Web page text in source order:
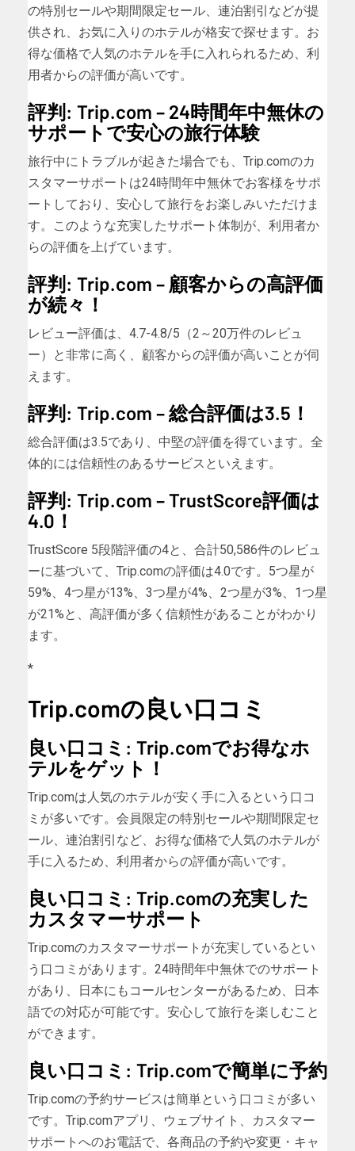
の特別セールや期間限定セール、連泊割引などが提
供され、お気に入りのホテルが格安で探せます。お
得な価格で人気のホテルを手に入れられるため、利
用者からの評価が高いです。
評判: Trip.com – 24時間年中無休の
サポートで安心の旅行体験
旅行中にトラブルが起きた場合でも、Trip.comのカ
スタマーサポートは24時間年中無休でお客様をサポ
ートしており、安心して旅行をお楽しみいただけま
す。このような充実したサポート体制が、利用者か
らの評価を上げています。
評判: Trip.com – 顧客からの高評価
が続々！
レビュー評価は、4.7-4.8/5（2～20万件のレビュ
ー）と非常に高く、顧客からの評価が高いことが伺
えます。
評判: Trip.com – 総合評価は3.5！
総合評価は3.5であり、中堅の評価を得ています。全
体的には信頼性のあるサービスといえます。
評判: Trip.com – TrustScore評価は
4.0！
TrustScore 5段階評価の4と、合計50,586件のレビュ
ーに基づいて、Trip.comの評価は4.0です。5つ星が
59%、4つ星が13%、3つ星が4%、2つ星が3%、1つ星
が21%と、高評価が多く信頼性があることがわかり
ます。
*
Trip.comの良い口コミ
良い口コミ: Trip.comでお得なホ
テルをゲット！
Trip.comは人気のホテルが安く手に入るという口コ
ミが多いです。会員限定の特別セールや期間限定セ
ール、連泊割引など、お得な価格で人気のホテルが
手に入るため、利用者からの評価が高いです。
良い口コミ: Trip.comの充実した
カスタマーサポート
Trip.comのカスタマーサポートが充実しているとい
う口コミがあります。24時間年中無休でのサポート
があり、日本にもコールセンターがあるため、日本
語での対応が可能です。安心して旅行を楽しむこと
ができます。
良い口コミ: Trip.comで簡単に予約
Trip.comの予約サービスは簡単という口コミが多い
です。Trip.comアプリ、ウェブサイト、カスタマー
サポートへのお電話で、各商品の予約や変更・キャ